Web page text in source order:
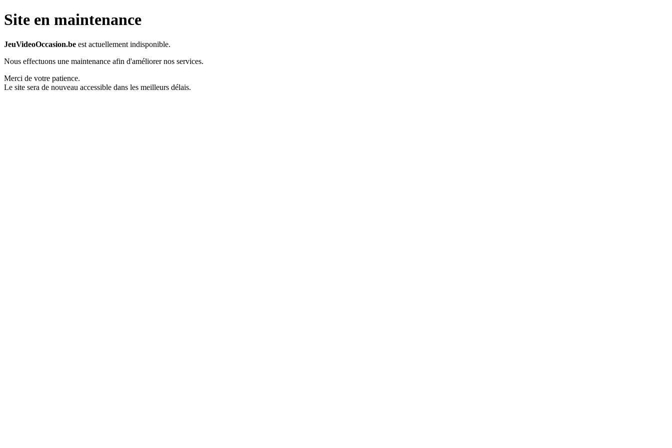
Site en maintenance
JeuVideoOccasion.be est actuellement indisponible.
Nous effectuons une maintenance afin d'améliorer nos services.
Merci de votre patience.
Le site sera de nouveau accessible dans les meilleurs délais.